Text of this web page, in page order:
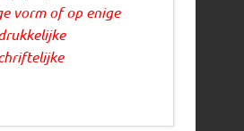
vorm of op enige